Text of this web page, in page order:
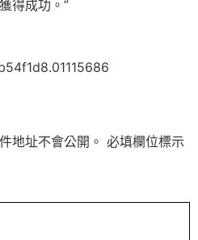
得成功。”
地址不會公開。 必填欄位標示